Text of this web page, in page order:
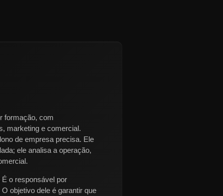
formação, com
marketing e comercial.
de empresa precisa. Ele
ele analisa a operação,
É o responsável por
objetivo dele é garantir que